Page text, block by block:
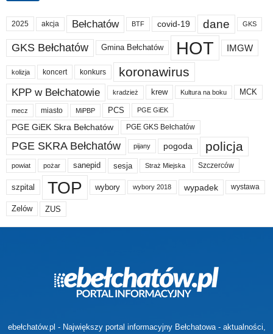
2025 akcja Bełchatów BTF covid-19 dane GKS
GKS Bełchatów Gmina Bełchatów HOT IMGW
kolizja koncert konkurs koronawirus
KPP w Bełchatowie kradzież krew Kultura na boku MCK
mecz miasto MiPBP PCS PGE GiEK
PGE GiEK Skra Bełchatów PGE GKS Bełchatów
PGE SKRA Bełchatów pijany pogoda policja
powiat pożar sanepid sesja Straż Miejska Szczerców
szpital TOP wybory wybory 2018 wypadek wystawa
Zelów ZUS
ebełchatów.pl - Największy portal informacyjny Bełchatowa - aktualności,